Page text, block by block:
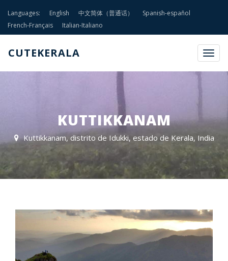
Languages: English 中文简体（普通话）
Spanish-español
French-Français
Italian-Italiano
CUTEKERALA
KUTTIKKANAM
Kuttikkanam, distrito de Idukki, estado de Kerala, India